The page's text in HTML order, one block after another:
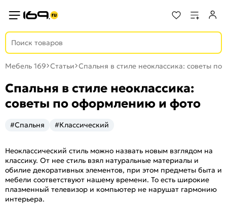
Мебель 169 Статьи Спальня в стиле неоклассика: советы
Спальня в стиле неоклассика:
советы по оформлению и фото
#Спальня #Классический
Неоклассический стиль можно назвать новым взглядом на
классику. От нее стиль взял натуральные материалы и
обилие декоративных элементов, при этом предметы быта и
мебели соответствуют нашему времени. То есть широкие
плазменный телевизор и компьютер не нарушат гармонию
интерьера.